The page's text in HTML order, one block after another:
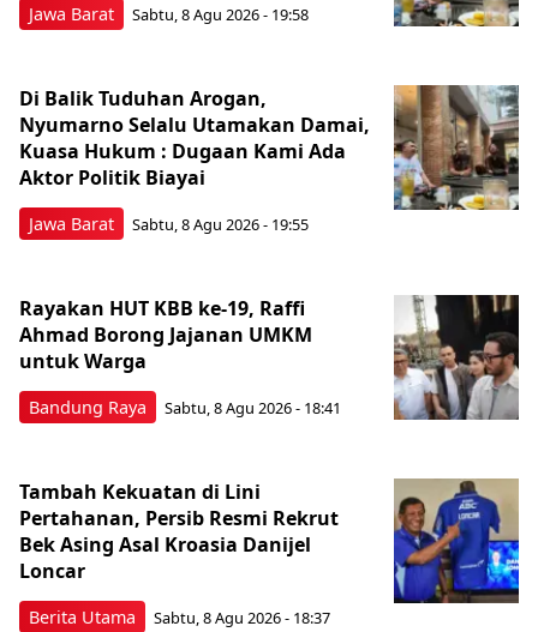
Jawa Barat Sabtu, 8 Agu 2026 - 19:58
Jawa Barat
Di Balik Tuduhan Arogan,
Nyumarno Selalu Utamakan Damai,
Kuasa Hukum : Dugaan Kami Ada
Aktor Politik Biayai
Sabtu, 8 Agu 2026 - 19:55
Bandung Raya
Rayakan HUT KBB ke-19, Raffi
Ahmad Borong Jajanan UMKM
untuk Warga
Sabtu, 8 Agu 2026 - 18:41
Berita Utama
Tambah Kekuatan di Lini
Pertahanan, Persib Resmi Rekrut
Bek Asing Asal Kroasia Danijel
Loncar
Sabtu, 8 Agu 2026 - 18:37